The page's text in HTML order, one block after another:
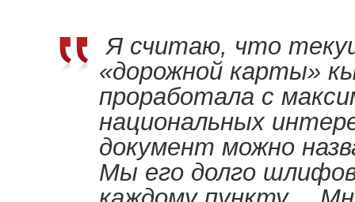
Я считаю, что
«дорожной карты»
проработала с
национальных
документ можно
Мы его долго